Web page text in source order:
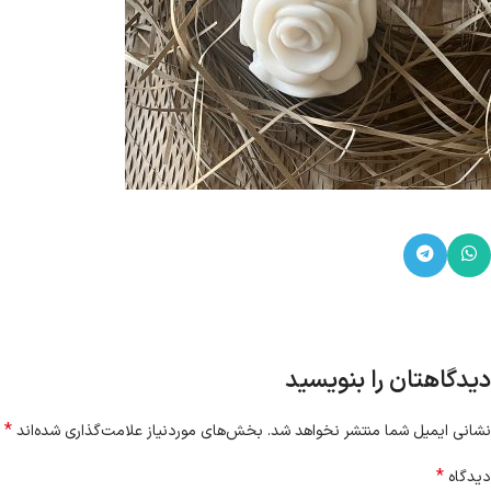
دیدگاهتان را بنویسید
نشانی ایمیل شما منتشر نخواهد شد. بخش‌های موردنیاز علامت‌گذاری شده‌اند*
دیدگاه *